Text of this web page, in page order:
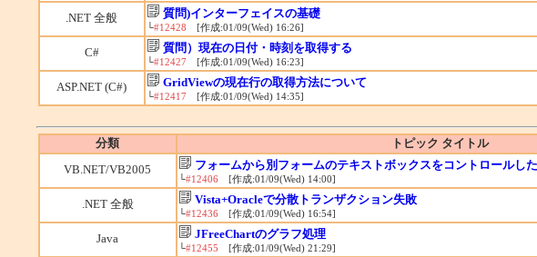
.NET 全般 質問)インターフェイスの基礎
└#12428 [作成:01/09(Wed) 16:26]
C# 質問）現在の日付・時刻を取得する
└#12427 [作成:01/09(Wed) 16:23]
ASP.NET (C#) GridViewの現在行の取得方法について
└#12417 [作成:01/09(Wed) 14:35]
分類 トピック タイトル
VB.NET/VB2005 フォームから別フォームのテキストボックスをコントロールし
└#12406[作成:01/09(Wed) 14:00]
.NET 全般 Vista+Oracleで分散トランザクション失敗
└#12436[作成:01/09(Wed) 16:54]
Java JFreeChartのグラフ処理
└#12455 [作成:01/09(Wed) 21:29]